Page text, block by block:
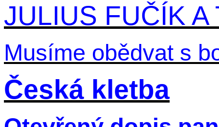
JULIUS FUČÍK A
Musíme obědvat s
Česká kletba